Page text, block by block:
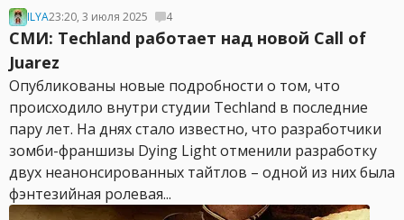
ILYA23:20, 3 июля 2025 4
СМИ: Techland работает над новой Call of
Juarez
Опубликованы новые подробности о том, что
происходило внутри студии Techland в последние
пару лет. На днях стало известно, что разработчики
зомби-франшизы Dying Light отменили разработку
двух неанонсированных тайтлов – одной из них была
фэнтезийная ролевая...